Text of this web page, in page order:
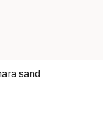
sand